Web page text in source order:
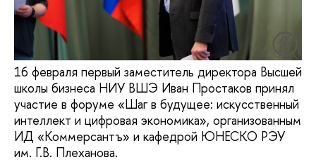
16 февраля первый заместитель директора Высшей
школы бизнеса НИУ ВШЭ Иван Простаков принял
участие в форуме «Шаг в будущее: искусственный
интеллект и цифровая экономика», организованным
ИД «Коммерсантъ» и кафедрой ЮНЕСКО РЭУ
им. Г.В. Плеханова.